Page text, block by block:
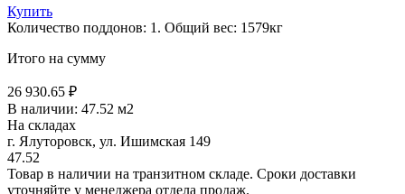
Купить
Количество поддонов: 1 . Общий вес: 1579кг
Итого на сумму
26 930.65 ₽
В наличии: 47.52 м2
На складах
г. Ялуторовск, ул. Ишимская 149
47.52
Товар в наличии на транзитном складе. Сроки доставки
уточняйте у менеджера отдела продаж.